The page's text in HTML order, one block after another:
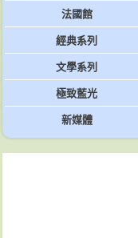
法國館
經典系列
文學系列
極致藍光
新媒體